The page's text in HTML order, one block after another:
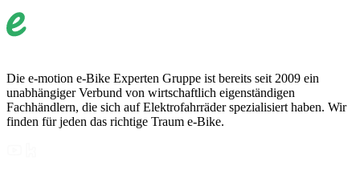
Die e-motion e-Bike Experten Gruppe ist bereits seit 2009 ein
unabhängiger Verbund von wirtschaftlich eigenständigen
Fachhändlern, die sich auf Elektrofahrräder spezialisiert haben. Wir
finden für jeden das richtige Traum e-Bike.